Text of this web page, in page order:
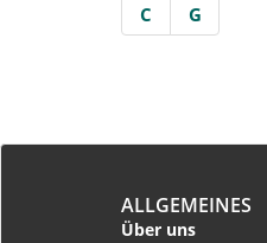
C G
ALLGEMEINES
Über uns